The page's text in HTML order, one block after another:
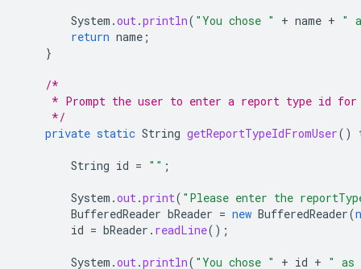
System .out.println( "You chose " + name + "
return name ;
}
/*
* Prompt the user to enter a report type id
     */
private static String getReportTypeIdFromUser()
String id = "" ;
System .out.print( "Please enter the
BufferedReader bReader = new BufferedReader(
id = bReader . readLine();
System .out.println( "You chose " + id + " as